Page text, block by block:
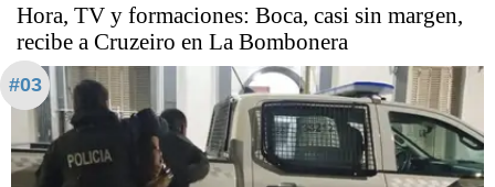
Hora, TV y formaciones: Boca, casi sin margen,
recibe a Cruzeiro en La Bombonera
#03